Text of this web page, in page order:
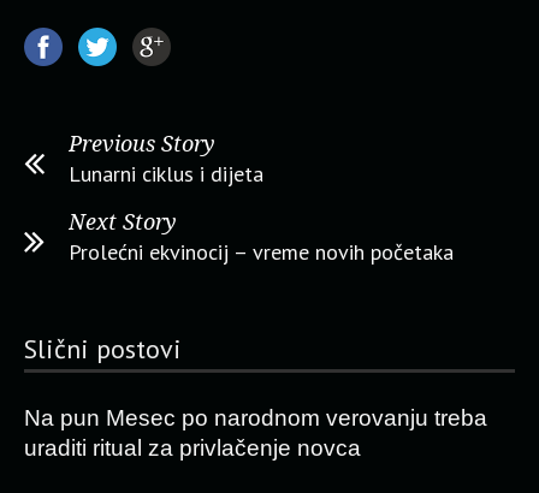
Previous Story
Lunarni ciklus i dijeta
Next Story
Prolećni ekvinocij – vreme novih početaka
Slični postovi
Na pun Mesec po narodnom verovanju treba
uraditi ritual za privlačenje novca